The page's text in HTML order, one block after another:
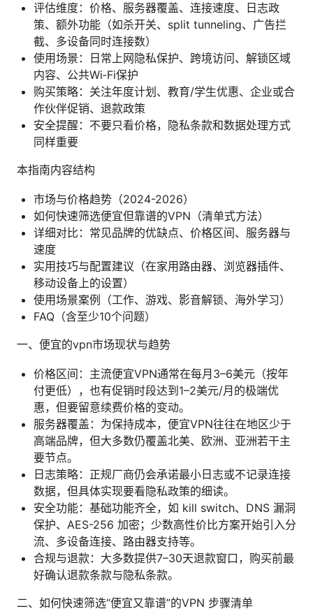
评估维度：价格、服务器覆盖、连接速度、日志政
策、额外功能（如杀开关、split tunneling、广告拦
截、多设备同时连接数）
使用场景：日常上网隐私保护、跨境访问、解锁区域
内容、公共Wi‑Fi保护
购买策略：关注年度计划、教育/学生优惠、企业或合
作伙伴促销、退款政策
安全提醒：不要只看价格，隐私条款和数据处理方式
同样重要
本指南内容结构
市场与价格趋势（2024-2026）
如何快速筛选便宜但靠谱的VPN（清单式方法）
详细对比：常见品牌的优缺点、价格区间、服务器与
速度
实用技巧与配置建议（在家用路由器、浏览器插件、
移动设备上的设置）
使用场景案例（工作、游戏、影音解锁、海外学习）
FAQ（含至少10个问题）
一、便宜的vpn市场现状与趋势
价格区间：主流便宜VPN通常在每月3–6美元（按年
付更低），也有促销时段达到1–2美元/月的极端优
惠，但要留意续费价格的变动。
服务器覆盖：为保持成本，便宜VPN往往在地区少于
高端品牌，但大多数仍覆盖北美、欧洲、亚洲若干主
要节点。
日志策略：正规厂商仍会承诺最小日志或不记录连接
数据，但具体实现要看隐私政策的细读。
安全功能：基础功能齐全，如 kill switch、DNS 漏洞
保护、AES-256 加密；少数高性价比方案开始引入分
流、多设备连接、路由器支持等。
合规与退款：大多数提供7–30天退款窗口，购买前最
好确认退款条款与隐私条款。
二、如何快速筛选“便宜又靠谱”的VPN 步骤清单